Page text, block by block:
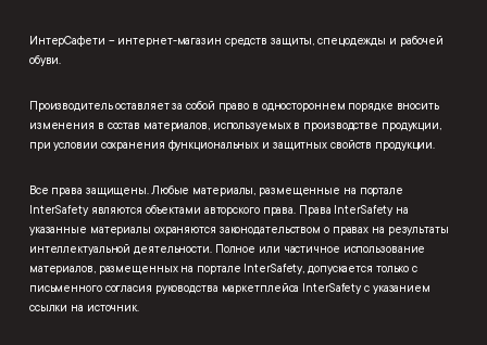
ИнтерСафети – интернет-магазин средств защиты, спецодежды и рабочей
обуви.
Производитель оставляет за собой право в одностороннем порядке вносить
изменения в состав материалов, используемых в производстве продукции,
при условии сохранения функциональных и защитных свойств продукции.
Все права защищены. Любые материалы, размещенные на портале
InterSafety являются объектами авторского права. Права InterSafety на
указанные материалы охраняются законодательством о правах на результаты
интеллектуальной деятельности. Полное или частичное использование
материалов, размещенных на портале InterSafety, допускается только с
письменного согласия руководства маркетплейса InterSafety с указанием
ссылки на источник.